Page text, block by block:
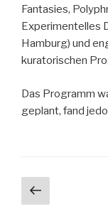
Fantasies,
Experimentelles
Hamburg) und
kuratorischen
Das Programm
geplant, fand
Seite